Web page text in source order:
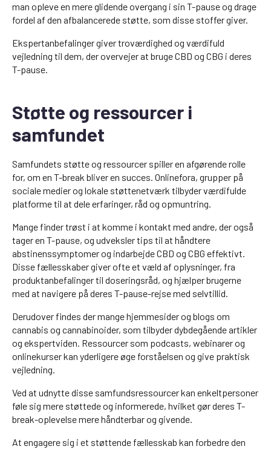
man opleve en mere glidende overgang i sin T-pause og drage
fordel af den afbalancerede støtte, som disse stoffer giver.
Ekspertanbefalinger giver troværdighed og værdifuld
vejledning til dem, der overvejer at bruge CBD og CBG i deres
T-pause.
Støtte og ressourcer i
samfundet
Samfundets støtte og ressourcer spiller en afgørende rolle
for, om en T-break bliver en succes. Onlinefora, grupper på
sociale medier og lokale støttenetværk tilbyder værdifulde
platforme til at dele erfaringer, råd og opmuntring.
Mange finder trøst i at komme i kontakt med andre, der også
tager en T-pause, og udveksler tips til at håndtere
abstinenssymptomer og indarbejde CBD og CBG effektivt.
Disse fællesskaber giver ofte et væld af oplysninger, fra
produktanbefalinger til doseringsråd, og hjælper brugerne
med at navigere på deres T-pause-rejse med selvtillid.
Derudover findes der mange hjemmesider og blogs om
cannabis og cannabinoider, som tilbyder dybdegående artikler
og ekspertviden. Ressourcer som podcasts, webinarer og
onlinekurser kan yderligere øge forståelsen og give praktisk
vejledning.
Ved at udnytte disse samfundsressourcer kan enkeltpersoner
føle sig mere støttede og informerede, hvilket gør deres T-
break-oplevelse mere håndterbar og givende.
At engagere sig i et støttende fællesskab kan forbedre den